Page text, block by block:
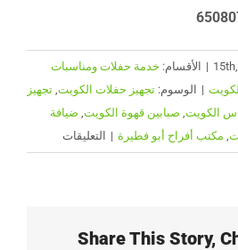
| الأقسام: خدمة حفلات ومناسبات
| الوسوم: تجهيز حفلات الكويت تجهيز
الكويت صبابين قهوة الكويت ضيافة
مكتب أفراح أبو فطيرة | التعليقات
مكتب
Share This Story,